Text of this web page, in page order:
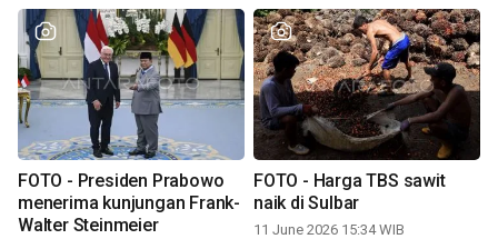
FOTO - Presiden Prabowo
menerima kunjungan Frank-
Walter Steinmeier
FOTO - Harga TBS sawit
naik di Sulbar
11 June 2026 15:34 WIB